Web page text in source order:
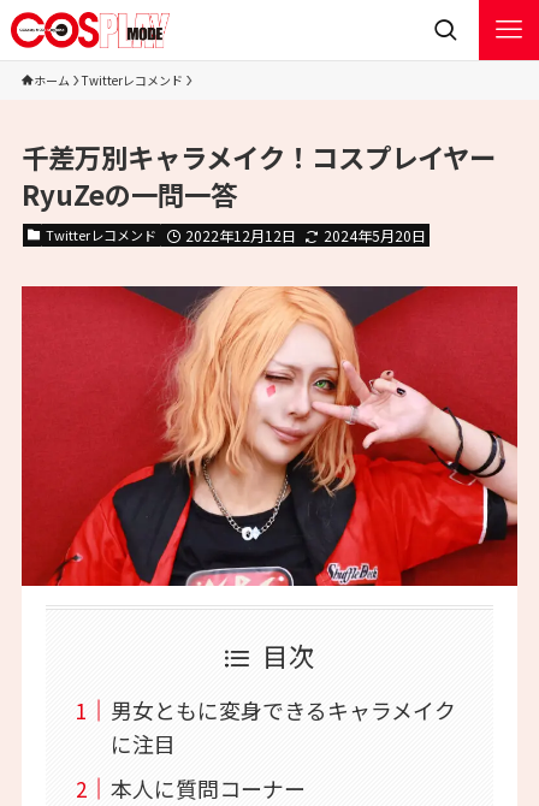
ホーム Twitterレコメンド
千差万別キャラメイク！コスプレイヤー
RyuZeの一問一答
Twitterレコメンド 2022年12月12日 2024年5月20日
目次
男女ともに変身できるキャラメイク
に注目
本人に質問コーナー